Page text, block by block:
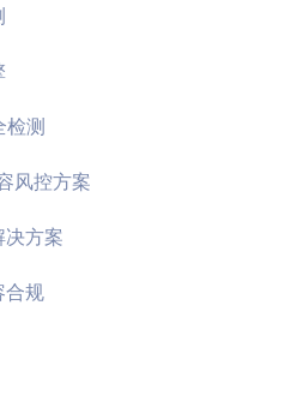
控
检测
风控方案
方案
合规